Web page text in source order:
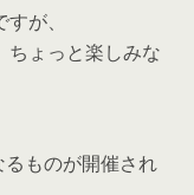
が、
ちょっと楽しみな
ものが開催され